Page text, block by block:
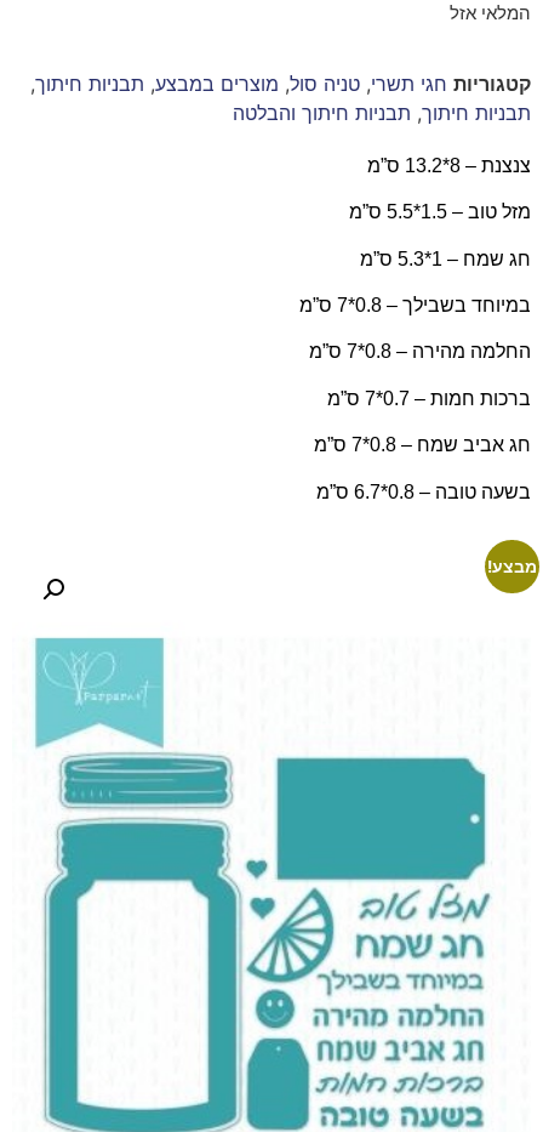
המלאי אזל
קטגוריות חגי תשרי, טניה סול, מוצרים במבצע, תבניות חיתוך,
תבניות חיתוך, תבניות חיתוך והבלטה
צנצנת – 8*13.2 ס”מ
מזל טוב – 1.5*5.5 ס”מ
חג שמח – 1*5.3 ס”מ
במיוחד בשבילך – 0.8*7 ס”מ
החלמה מהירה – 0.8*7 ס”מ
ברכות חמות – 0.7*7 ס”מ
חג אביב שמח – 0.8*7 ס”מ
בשעה טובה – 0.8*6.7 ס”מ
מבצע!